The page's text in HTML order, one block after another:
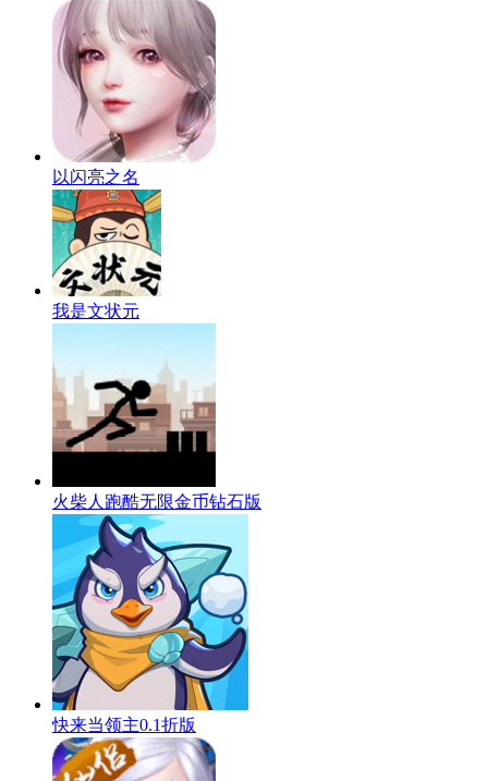
以闪亮之名
我是文状元
火柴人跑酷无限金币钻石版
快来当领主0.1折版